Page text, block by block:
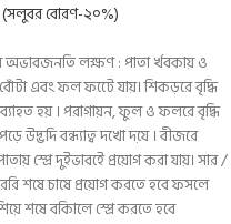
বোরণ-২০%)
অভাবজনতি লক্ষণ : পাতা র্খবকায় ও
এবং ফল ফটেে যায়। শিকড়রে বৃদ্ধি
হয় । পরাগায়ন, ফুল ও ফলরে বৃদ্ধি
উদ্ভদি বন্ধ্যাত্ব দখো দযে় । বীজরে
স্প্রে দুইভাবইে প্রয়োগ করা যায়। সার /
শষে চাষে প্রয়োগ করতে হবে ফসলে
শষে বকিালে স্প্রে করতে হবে